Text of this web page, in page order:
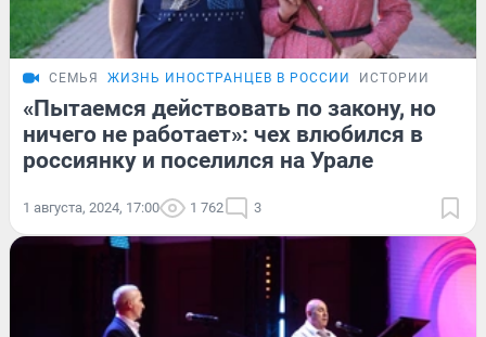
СЕМЬЯ ЖИЗНЬ ИНОСТРАНЦЕВ В РОССИИ ИСТОРИИ
«Пытаемся действовать по закону, но
ничего не работает»: чех влюбился в
россиянку и поселился на Урале
1 августа, 2024, 17:00 1 762 3